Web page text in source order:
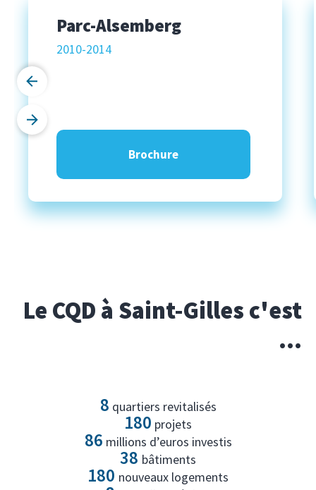
Fontainas
2007-2011
Brochure
Le CQD à Saint-Gilles c'est
...
8 quartiers revitalisés
180 projets
86 millions d’euros investis
38 bâtiments
180 nouveaux logements